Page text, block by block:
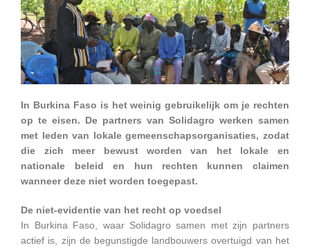
In Burkina Faso is het weinig gebruikelijk om je rechten
op te eisen. De partners van Solidagro werken samen
met leden van lokale gemeenschapsorganisaties, zodat
die zich meer bewust worden van het lokale en
nationale beleid en hun rechten kunnen claimen
wanneer deze niet worden toegepast.
De niet-evidentie van het recht op voedsel
In Burkina Faso, waar Solidagro samen met zijn partners
actief is, zijn de begunstigde landbouwers overtuigd van het